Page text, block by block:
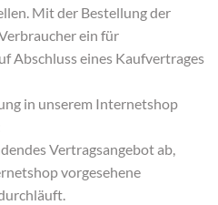
Mit der Bestellung der
ein für
Abschluss eines Kaufvertrages
in unserem Internetshop
Vertragsangebot ab,
vorgesehene